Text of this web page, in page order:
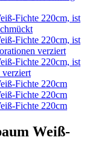
Weiß-